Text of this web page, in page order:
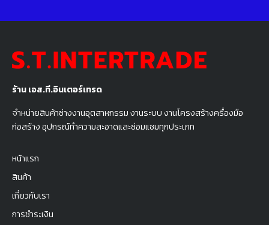
ร้าน เอส.ที.อินเตอร์เทรด
จำหน่ายสินค้าช่างงานอุตสาหกรรม งานระบบ งานโครงสร้างครื่องมือ
ก่อสร้าง อุปกรณ์ทำความสะอาดและซ่อมแซมทุกประเภท
หน้าแรก
สินค้า
เกี่ยวกับเรา
การชำระเงิน